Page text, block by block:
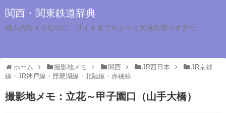
関西・関東鉄道辞典
個人的なメモなのに、サイト名でちょっと大見得切りすぎた
ホーム 撮影地メモ 関西 JR西日本
JR京都
線・JR神戸線・琵琶湖線・北陸線・赤穂線
撮影地メモ：立花～甲子園口（山手大橋）